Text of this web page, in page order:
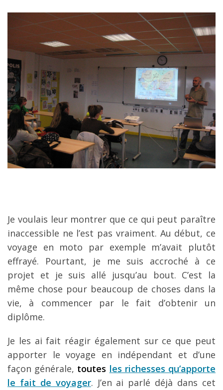
Je voulais leur montrer que ce qui peut paraître
inaccessible ne l’est pas vraiment. Au début, ce
voyage en moto par exemple m’avait plutôt
effrayé. Pourtant, je me suis accroché à ce
projet et je suis allé jusqu’au bout. C’est la
même chose pour beaucoup de choses dans la
vie, à commencer par le fait d’obtenir un
diplôme.
Je les ai fait réagir également sur ce que peut
apporter le voyage en indépendant et d’une
façon générale, toutes les richesses qu’apporte
le fait de voyager. J’en ai parlé déjà dans cet